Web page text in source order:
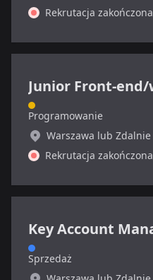
Rekrutacja zakończona
Programowanie
Warszawa lub Zdalnie
Rekrutacja zakończona
Sprzedaż